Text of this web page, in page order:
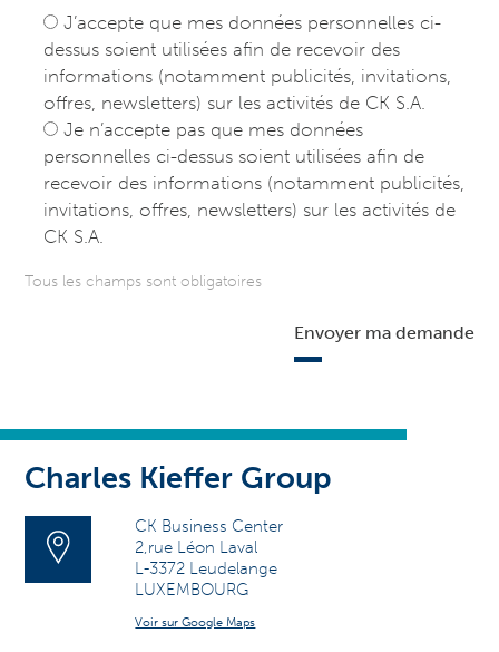
Charles Kieffer Group
CK Business Center
2,rue Léon Laval
L-3372 Leudelange
LUXEMBOURG
Voir sur Google Maps
J’accepte que mes données personnelles ci-
dessus soient utilisées afin de recevoir des
informations (notamment publicités, invitations,
offres, newsletters) sur les activités de CK S.A.
Je n’accepte pas que mes données
personnelles ci-dessus soient utilisées afin de
recevoir des informations (notamment publicités,
invitations, offres, newsletters) sur les activités de
CK S.A.
Tous les champs sont obligatoires
Envoyer ma demande